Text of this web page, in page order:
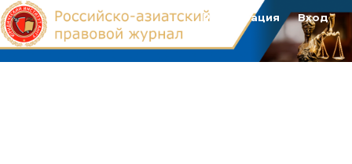
Регистрация Вход